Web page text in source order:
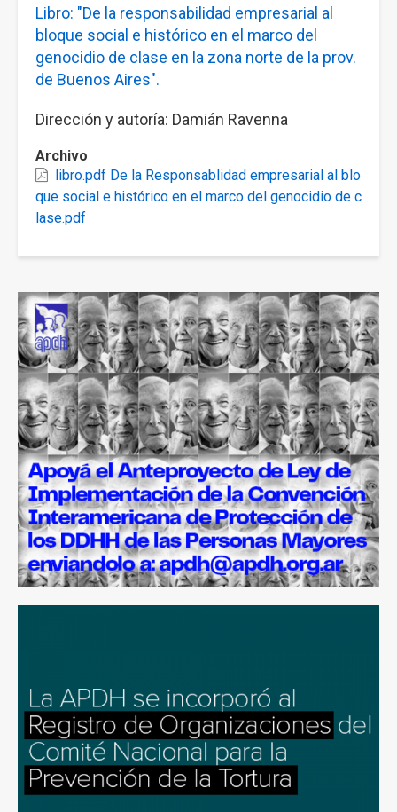
Libro: "De la responsabilidad empresarial al
bloque social e histórico en el marco del
genocidio de clase en la zona norte de la prov.
de Buenos Aires".
Dirección y autoría: Damián Ravenna
Archivo
libro.pdf De la Responsablidad empresarial al blo
que social e histórico en el marco del genocidio de c
lase.pdf